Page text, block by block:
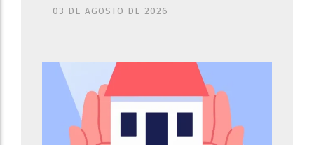
03 DE AGOSTO DE 2026